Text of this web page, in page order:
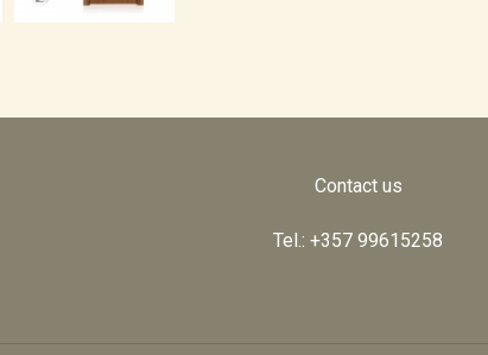
Contact us
Tel.: +357 99615258